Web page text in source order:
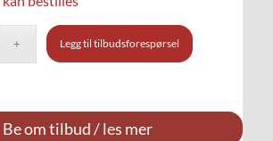
Legg til tilbudsforespørsel
Be om tilbud / les mer